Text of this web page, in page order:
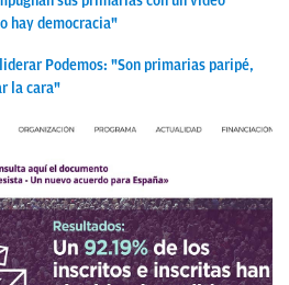
hay democracia"
Podemos: "Son primarias paripé,
la cara"